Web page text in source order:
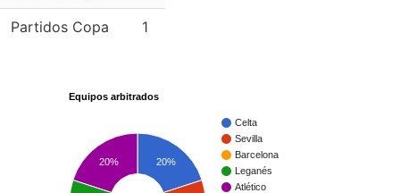
Partidos Copa 1
Equipos arbitrados
Celta
Sevilla
Barcelona
Leganés
Atlético
20%
20%